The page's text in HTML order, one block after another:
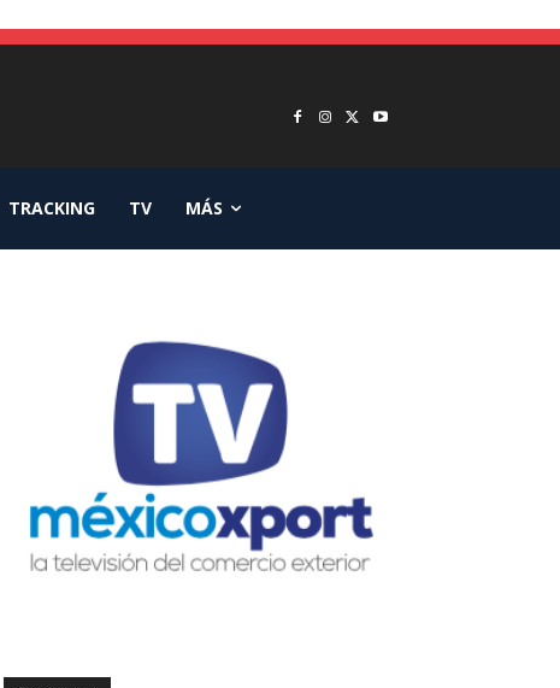
TRACKING TV MÁS